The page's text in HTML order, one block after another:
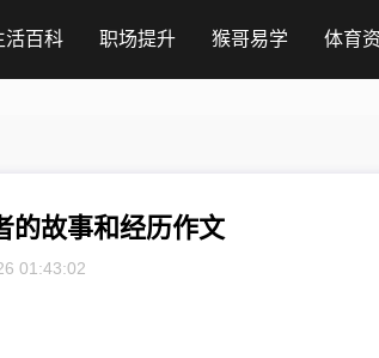
活百科 职场提升 猴哥易学 体育
的故事和经历作文
01:43:02